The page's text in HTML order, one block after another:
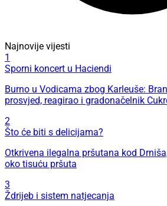
Najnovije vijesti
1
Sporni koncert u Haciendi
Burno u Vodicama zbog Karleuše:
prosvjed, reagirao i gradonačelnik
2
Što će biti s delicijama?
Otkrivena ilegalna pršutana kod
oko tisuću pršuta
3
Ždrijeb i sistem natjecanja